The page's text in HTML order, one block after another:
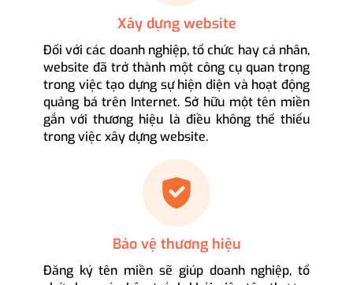
Xây dựng website
Đối với các doanh nghiệp, tổ chức hay cá nhân,
website đã trở thành một công cụ quan trọng
trong việc tạo dựng sự hiện diện và hoạt động
quảng bá trên Internet. Sở hữu một tên miền
gắn với thương hiệu là điều không thể thiếu
trong việc xây dựng website.
Bảo vệ thương hiệu
Đăng ký tên miền sẽ giúp doanh nghiệp, tổ